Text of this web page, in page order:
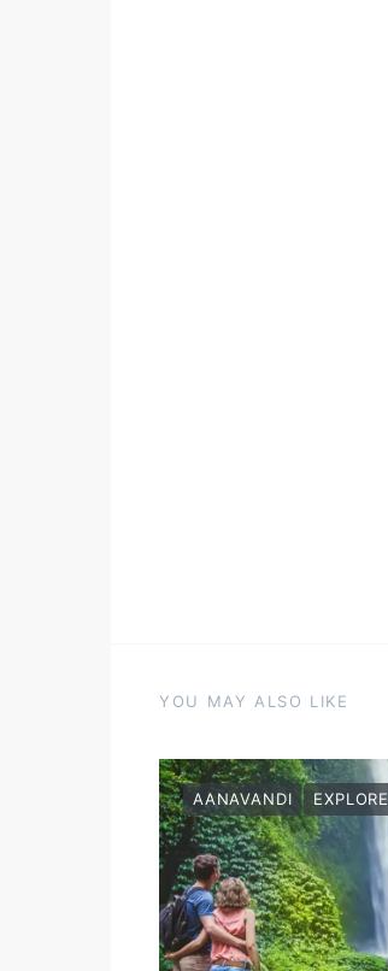
YOU MAY ALSO LIKE
AANAVANDI EXPLORE